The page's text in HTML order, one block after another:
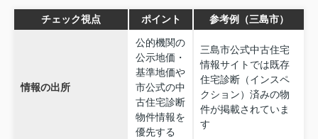
チェック視点 ポイント 参考例（三島市）
情報の出所
公的機関の
公示地価・
基準地価や
市公式の中
古住宅診断
物件情報を
優先する
三島市公式中古住宅
情報サイトでは既存
住宅診断（インスペ
クション）済みの物
件が掲載されていま
す